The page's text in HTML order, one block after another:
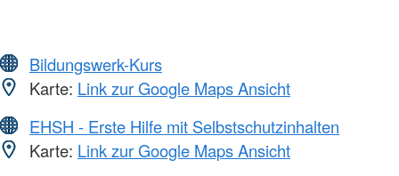
Bildungswerk-Kurs
Karte: Link zur Google Maps Ansicht
EHSH - Erste Hilfe mit Selbstschutzinhalten
Karte: Link zur Google Maps Ansicht